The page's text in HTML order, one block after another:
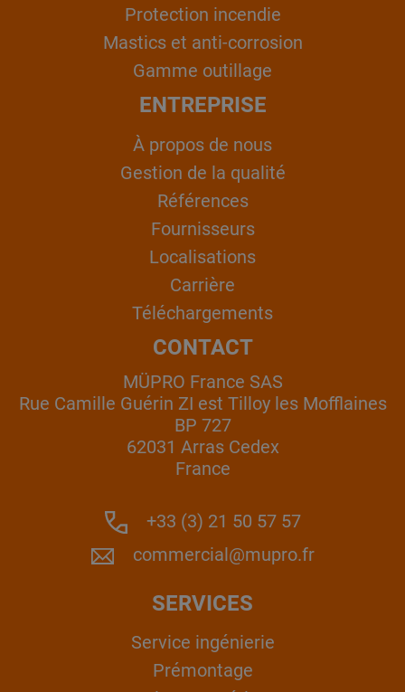
Protection incendie
Mastics et anti-corrosion
Gamme outillage
ENTREPRISE
À propos de nous
Gestion de la qualité
Références
Fournisseurs
Localisations
Carrière
Téléchargements
CONTACT
MÜPRO France SAS
Rue Camille Guérin ZI est Tilloy les Mofflaines
BP 727
62031 Arras Cedex
France
+33 (3) 21 50 57 57
commercial@mupro.fr
SERVICES
Service ingénierie
Prémontage